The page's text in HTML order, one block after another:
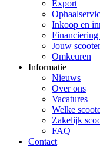
Export
Inkoop en
Financiering
Jouw
Omkeuren
Informatie
Nieuws
Over ons
Vacatures
Welke
Zakelijk
FAQ
Contact